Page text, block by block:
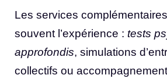
Les services
souvent l’expérience : tests
approfondis, simulations
collectifs ou